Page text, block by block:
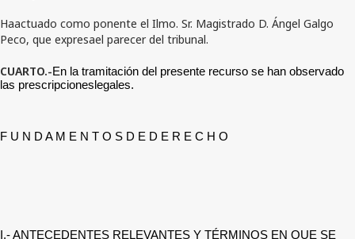
Haactuado como ponente el Ilmo. Sr. Magistrado D. Ángel Galgo
Peco, que expresael parecer del tribunal.
CUARTO.-En la tramitación del presente recurso se han observado
las prescripcioneslegales.
F U N D A M E N T O S D E D E R E C H O
I.- ANTECEDENTES RELEVANTES Y TÉRMINOS EN QUE SE